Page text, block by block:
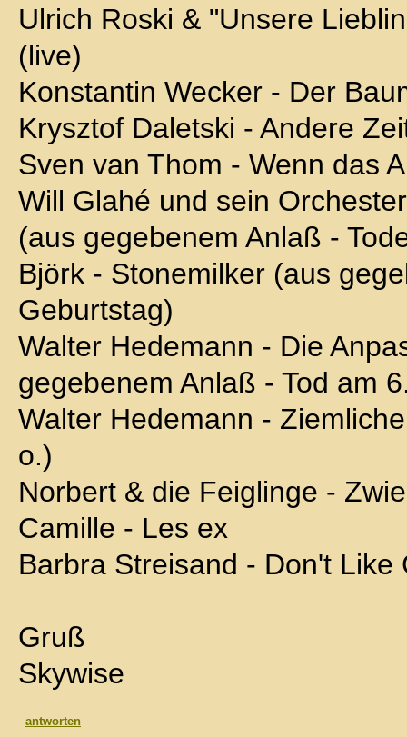
Ulrich Roski & "Unsere
(live)
Konstantin Wecker - Der
Krysztof Daletski - Andere
Sven van Thom - Wenn das
Will Glahé und sein
(aus gegebenem Anlaß -
Björk - Stonemilker (aus
Geburtstag)
Walter Hedemann - Die
gegebenem Anlaß - Tod am
Walter Hedemann -
o.)
Norbert & die Feiglinge -
Camille - Les ex
Barbra Streisand - Don't Like
Gruß
Skywise
antworten